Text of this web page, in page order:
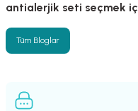
antialerjik seti seçmek
Tüm Bloglar